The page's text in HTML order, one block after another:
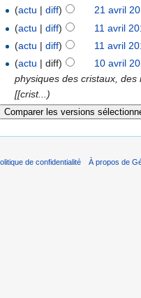
(actu |diff) 21 avril
(actu |diff) 11 avril
(actu |diff) 11 avril
(actu | diff) 10 avril
physiques des cristaux,
[[crist...)
de confidentialité À propos de